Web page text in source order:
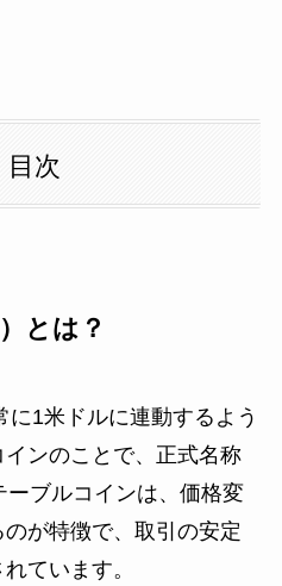
目次
とは？
1米ドルに連動するよう
ンのことで、正式名称
ブルコインは、価格変
が特徴で、取引の安定
ています。